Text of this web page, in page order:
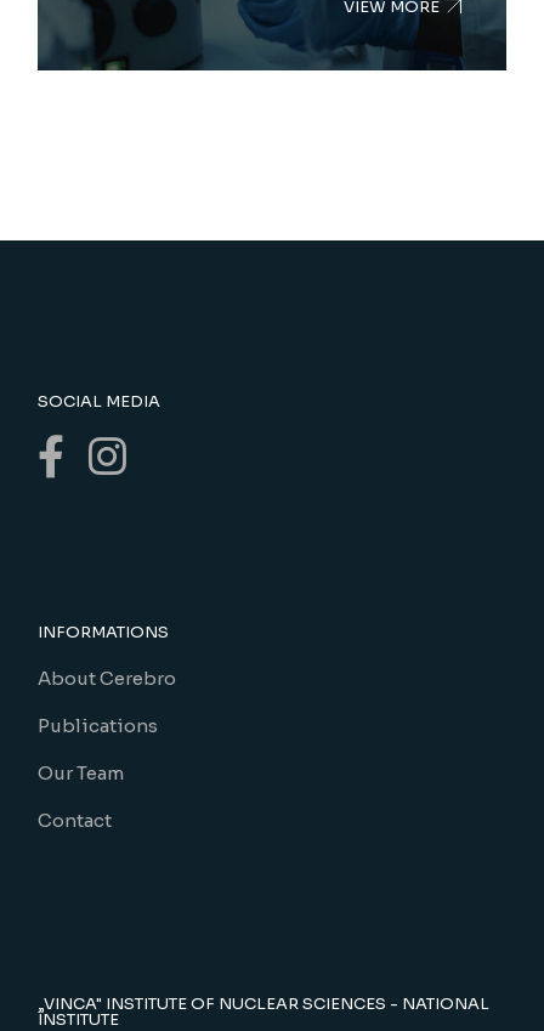
VIEW MORE
SOCIAL MEDIA
INFORMATIONS
About Cerebro
Publications
Our Team
Contact
„VINCA" INSTITUTE OF NUCLEAR SCIENCES - NATIONAL
INSTITUTE